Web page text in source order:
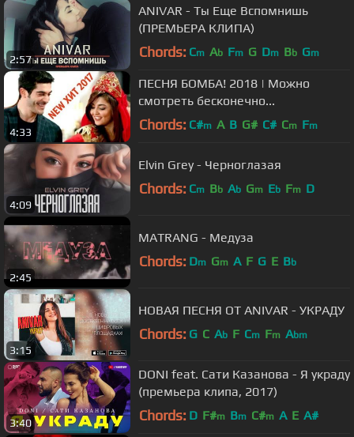
2:57
ANIVAR - Ты Еще Вспомнишь
(ПРЕМЬЕРА КЛИПА)
Chords: Cm Ab Fm G Dm Bb Gm
4:33
ПЕСНЯ БОМБА! 2018 | Можно
смотреть бесконечно...
Chords: C#m A B G# C# Cm Fm
4:09
Elvin Grey - Черноглазая
Chords: Cm Bb Ab Gm Eb Fm D
2:45
MATRANG - Медуза
Chords: Dm Gm A F G E Bb
3:15
НОВАЯ ПЕСНЯ ОТ ANIVAR - УКРАДУ
Chords: G C Ab F Cm Fm Abm
3:40
DONI feat. Сати Казанова - Я украду
(премьера клипа, 2017)
Chords: D F#m Bm C#m A E A#